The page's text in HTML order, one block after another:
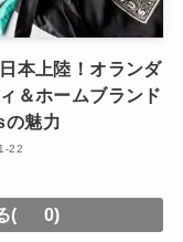
本上陸！オランダ
＆ホームブランド
の魅力
22
( 0)